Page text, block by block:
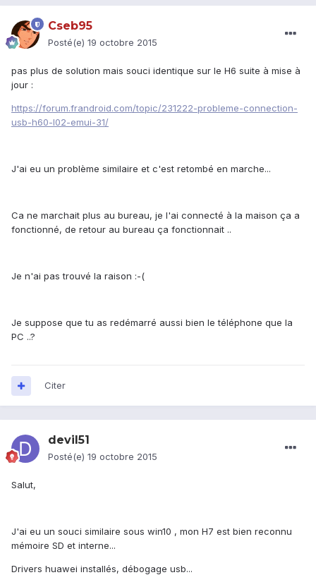
Cseb95
Posté(e) 19 octobre 2015
pas plus de solution mais souci identique sur le H6 suite à mise à
jour :
https://forum.frandroid.com/topic/231222-probleme-connection-
usb-h60-l02-emui-31/
J'ai eu un problème similaire et c'est retombé en marche...
Ca ne marchait plus au bureau, je l'ai connecté à la maison ça a
fonctionné, de retour au bureau ça fonctionnait ..
Je n'ai pas trouvé la raison :-(
Je suppose que tu as redémarré aussi bien le téléphone que la
PC ..?
Citer
devil51
Posté(e) 19 octobre 2015
Salut,
J'ai eu un souci similaire sous win10 , mon H7 est bien reconnu
mémoire SD et interne...
Drivers huawei installés, débogage usb...